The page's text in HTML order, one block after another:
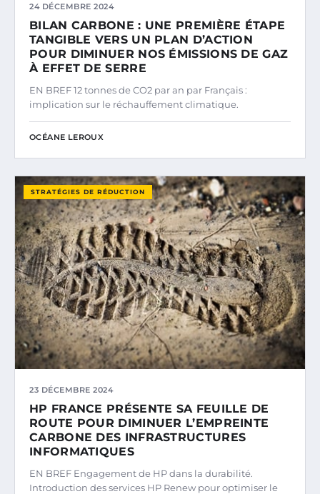
24 DÉCEMBRE 2024
BILAN CARBONE : UNE PREMIÈRE ÉTAPE
TANGIBLE VERS UN PLAN D’ACTION
POUR DIMINUER NOS ÉMISSIONS DE GAZ
À EFFET DE SERRE
EN BREF 12 tonnes de CO2 par an par Français :
implication sur le réchauffement climatique.
OCÉANE LEROUX
STRATÉGIES DE RÉDUCTION
23 DÉCEMBRE 2024
HP FRANCE PRÉSENTE SA FEUILLE DE
ROUTE POUR DIMINUER L’EMPREINTE
CARBONE DES INFRASTRUCTURES
INFORMATIQUES
EN BREF Engagement de HP dans la durabilité.
Introduction des services HP Renew pour optimiser le